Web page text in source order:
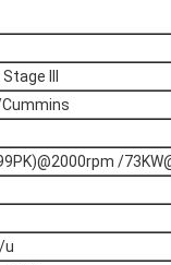
III
Cummins
/
u